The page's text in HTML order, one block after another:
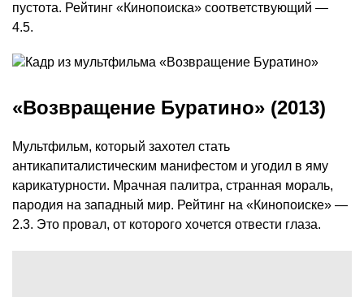
пустота. Рейтинг «Кинопоиска» соответствующий —
4.5.
«Возвращение Буратино» (2013)
Мультфильм, который захотел стать
антикапиталистическим манифестом и угодил в яму
карикатурности. Мрачная палитра, странная мораль,
пародия на западный мир. Рейтинг на «Кинопоиске» —
2.3. Это провал, от которого хочется отвести глаза.